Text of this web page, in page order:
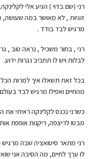
זוגיות , לא מאושר במה
מרגיש לבד בודד .
רני , בחור משכיל , נראה טוב ,
לבלות ויש לו תחביב נגרות ידוע.
בכל זאת תשאלו איך למרות
מהחיים ואפילו מרגיש לבד
כשרני נכנס לקלינקה ראיתי
מבטו לריצפה, ריקנות אופפת
רני מתאר סיטואציה שבה מרגיש
לו ערך לחיים, מה הסיבה אני